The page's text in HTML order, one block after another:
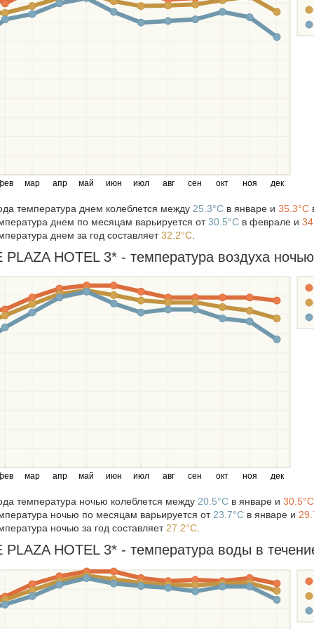
мар апр май июн июл авг сен окт ноя дек
температура днем колеблется между 25.3°C в январе и 35.3°C
днем по месяцам варьируется от30.5°C в феврале и
днем за год составляет32.2°C
PLAZA HOTEL 3* - температура воздуха
мар апр май июн июл авг сен окт ноя дек
температура ночью колеблется между 20.5°C в январе и 30.5°C
ночью по месяцам варьируется от23.7°C в январе и
ночью за год составляет27.2°C.
PLAZA HOTEL 3* - температура воды в